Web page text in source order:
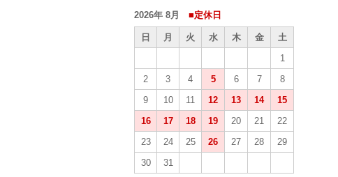
2026年 8月 ■定休日
日 月 火 水 木 金
土
1
2
3 4 5 6 7
8
9
10 11 12 13 14
15
16
17 18 19 20 21
22
23
24 25 26 27 28
29
30
31